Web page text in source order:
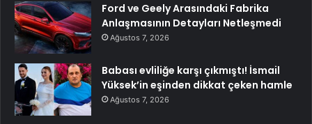
Ford ve Geely Arasındaki Fabrika
Anlaşmasının Detayları Netleşmedi
Ağustos 7, 2026
Babası evliliğe karşı çıkmıştı! İsmail
Yüksek’in eşinden dikkat çeken hamle
Ağustos 7, 2026